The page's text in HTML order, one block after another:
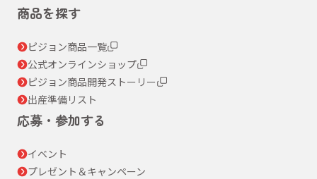
商品を探す
ピジョン商品一覧
公式オンラインショップ
ピジョン商品開発ストーリー
出産準備リスト
応募・参加する
イベント
プレゼント＆キャンペーン